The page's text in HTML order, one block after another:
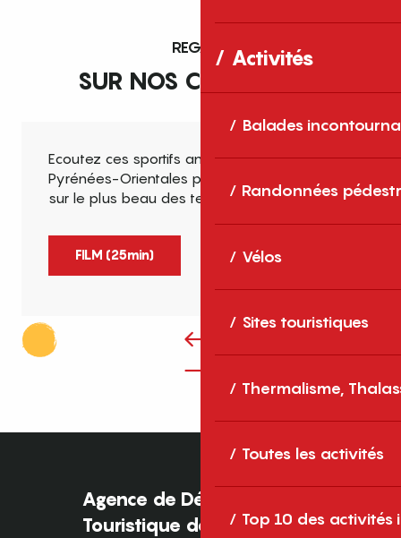
Activités
Balades
Randonnées
Vélos
Sites touristiques
Thermalisme,
Toutes les activités
Top 10 des activités
REGARD
SUR NOS CHAMPIONS
Ecoutez ces sportifs amoureux des
Pyrénées-Orientales parler de leur passion
sur le plus beau des terrains de jeu.
FILM (25min)
Agence de Développement
Touristique des Pyrénées-